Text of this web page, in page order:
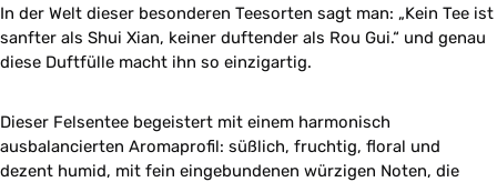
In der Welt dieser besonderen Teesorten sagt man: „Kein Tee ist
sanfter als Shui Xian, keiner duftender als Rou Gui.“ und genau
diese Duftfülle macht ihn so einzigartig.
Dieser Felsentee begeistert mit einem harmonisch
ausbalancierten Aromaprofil: süßlich, fruchtig, floral und
dezent humid, mit fein eingebundenen würzigen Noten, die